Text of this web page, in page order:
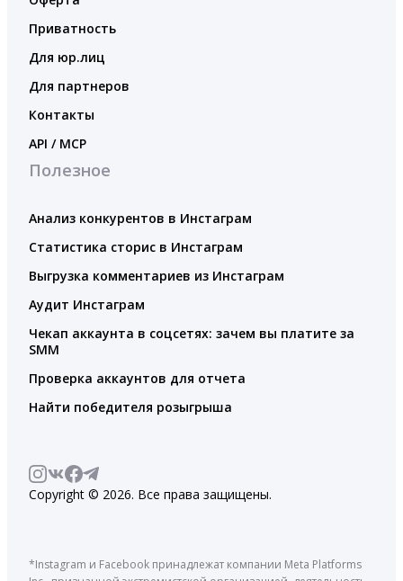
Приватность
Для юр.лиц
Для партнеров
Контакты
API / MCP
Полезное
Анализ конкурентов в Инстаграм
Статистика сторис в Инстаграм
Выгрузка комментариев из Инстаграм
Аудит Инстаграм
Чекап аккаунта в соцсетях: зачем вы платите за
SMM
Проверка аккаунтов для отчета
Найти победителя розыгрыша
Copyright © 2026. Все права защищены.
*Instagram и Facebook принадлежат компании Meta Platforms